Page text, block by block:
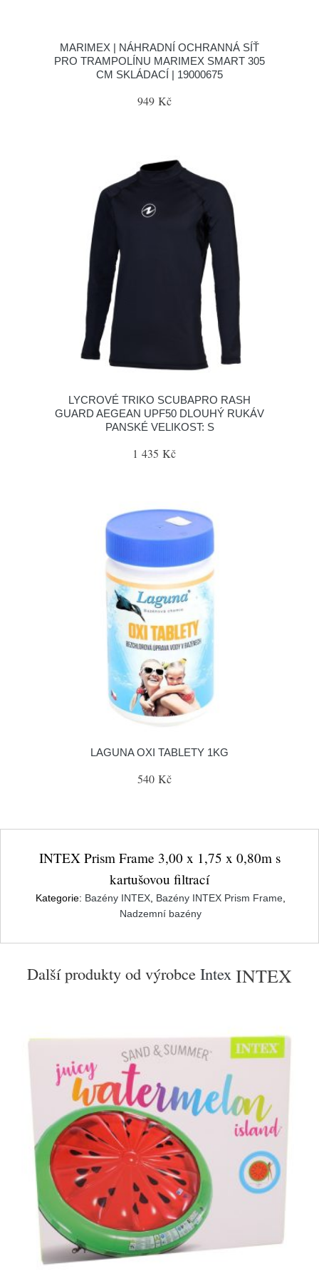
MARIMEX | NÁHRADNÍ OCHRANNÁ SÍŤ
PRO TRAMPOLÍNU MARIMEX SMART 305
CM SKLÁDACÍ | 19000675
949 Kč
LYCROVÉ TRIKO SCUBAPRO RASH
GUARD AEGEAN UPF50 DLOUHÝ RUKÁV
PANSKÉ VELIKOST: S
1 435 Kč
LAGUNA OXI TABLETY 1KG
540 Kč
INTEX Prism Frame 3,00 x 1,75 x 0,80m s
kartušovou filtrací
Kategorie: Bazény INTEX, Bazény INTEX Prism Frame,
Nadzemní bazény
Další produkty od výrobce Intex INTEX